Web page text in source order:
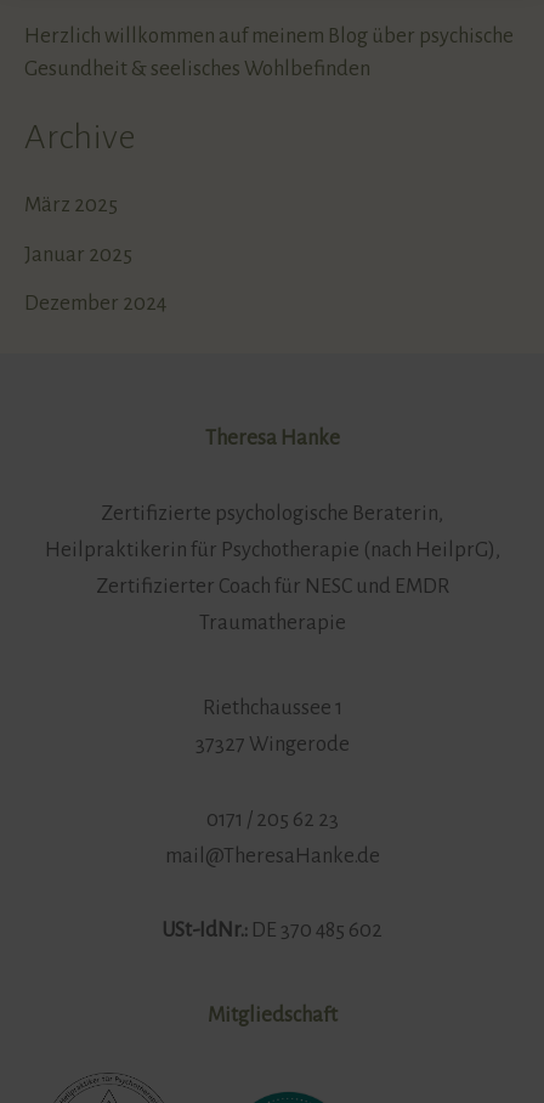
Herzlich willkommen auf meinem Blog über psychische
Gesundheit & seelisches Wohlbefinden
Archive
März 2025
Januar 2025
Dezember 2024
Theresa Hanke
Zertifizierte psychologische Beraterin,
Heilpraktikerin für Psychotherapie (nach HeilprG),
Zertifizierter Coach für NESC und EMDR
Traumatherapie
Riethchaussee 1
37327 Wingerode
0171 / 205 62 23
mail@TheresaHanke.de
USt-IdNr.: DE 370 485 602
Mitgliedschaft